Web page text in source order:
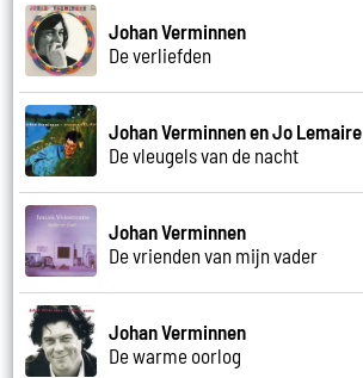
Johan Verminnen
De verliefden
Johan Verminnen en Jo Lemaire
De vleugels van de nacht
Johan Verminnen
De vrienden van mijn vader
Johan Verminnen
De warme oorlog